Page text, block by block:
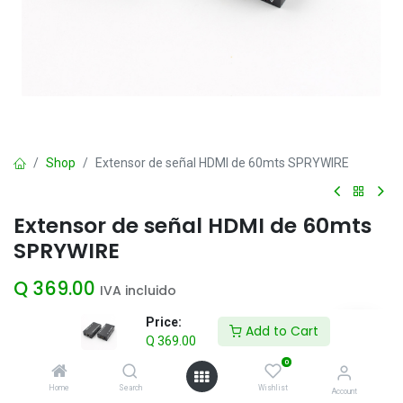
Price:
Q 369.00
Add to Cart
Home Search
0
Wishlist Account
Shop Extensor de señal HDMI de 60mts SPRYWIRE
Extensor de señal HDMI de 60mts
SPRYWIRE
Q 369.00 IVA incluido
Add to Cart
Agregar a la lista de deseos